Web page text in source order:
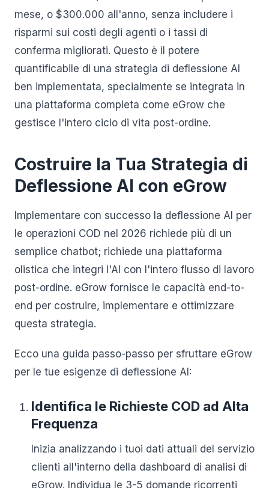
mese, o $300.000 all'anno, senza includere i
risparmi sui costi degli agenti o i tassi di
conferma migliorati. Questo è il potere
quantificabile di una strategia di deflessione AI
ben implementata, specialmente se integrata in
una piattaforma completa come eGrow che
gestisce l'intero ciclo di vita post-ordine.
Costruire la Tua Strategia di
Deflessione AI con eGrow
Implementare con successo la deflessione AI per
le operazioni COD nel 2026 richiede più di un
semplice chatbot; richiede una piattaforma
olistica che integri l'AI con l'intero flusso di lavoro
post-ordine. eGrow fornisce le capacità end-to-
end per costruire, implementare e ottimizzare
questa strategia.
Ecco una guida passo-passo per sfruttare eGrow
per le tue esigenze di deflessione AI:
Identifica le Richieste COD ad Alta
Frequenza
Inizia analizzando i tuoi dati attuali del servizio
clienti all'interno della dashboard di analisi di
eGrow. Individua le 3-5 domande ricorrenti